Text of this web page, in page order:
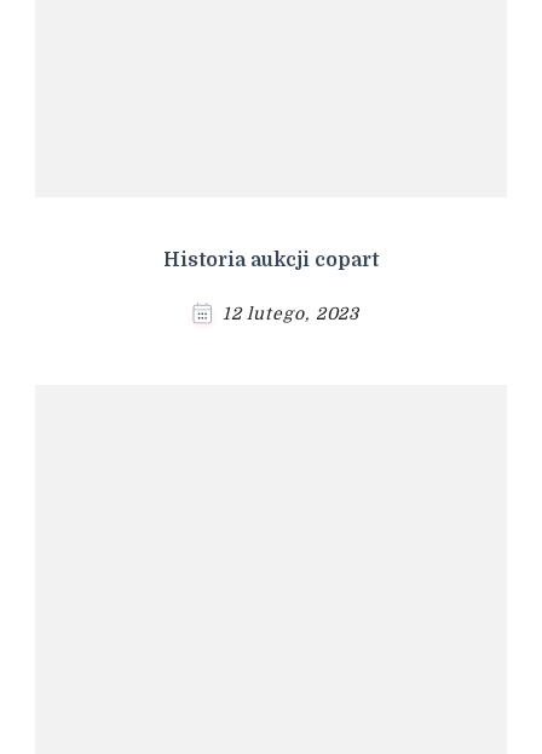
Historia aukcji copart
12 lutego, 2023